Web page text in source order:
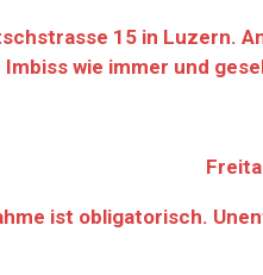
15 in Luzern.
wie immer und
ist obligatorisch.